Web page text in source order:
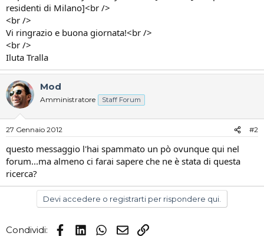
residenti di Milano]<br />
<br />
Vi ringrazio e buona giornata!<br />
<br />
Iluta Tralla
Mod
Amministratore Staff Forum
27 Gennaio 2012 #2
questo messaggio l'hai spammato un pò ovunque qui nel
forum...ma almeno ci farai sapere che ne è stata di questa
ricerca?
Devi accedere o registrarti per rispondere qui.
Condividi: Facebook
LinkedInWhatsApp
EmailLink